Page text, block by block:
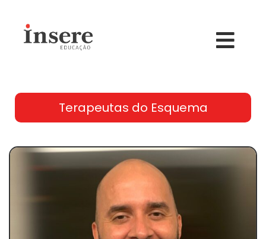
Terapeutas do Esquema